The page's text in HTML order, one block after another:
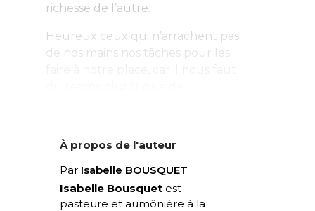
richesse de l’autre.
Heureux ceux qui n’arrachent pas
de nos mains nos tâches pour les
À propos de l'auteur
Par Isabelle BOUSQUET
Isabelle Bousquet est
pasteure et aumônière à la